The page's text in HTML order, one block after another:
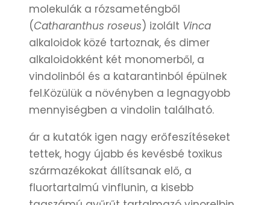
molekulák a rózsameténgből
(Catharanthus roseus) izolált Vinca
alkaloidok közé tartoznak, és dimer
alkaloidokként két monomerből, a
vindolinból és a katarantinból épülnek
fel.Közülük a növényben a legnagyobb
mennyiségben a vindolin található.
ár a kutatók igen nagy erőfeszítéseket
tettek, hogy újabb és kevésbé toxikus
származékokat állítsanak elő, a
fluortartalmú vinflunin, a kisebb